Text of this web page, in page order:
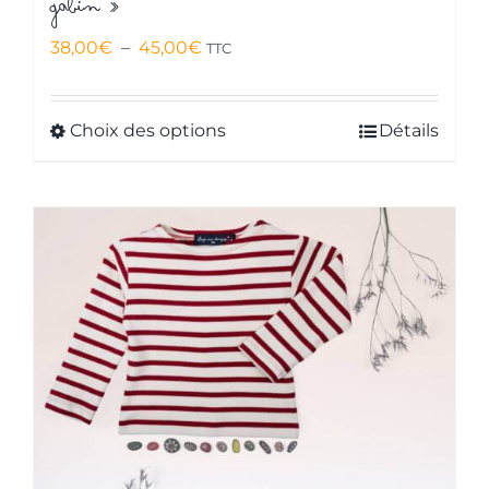
Gabin »
38,00€ – 45,00€ Plage
prix :
38,00€
TTC
Choix des optionsCe
plusieurs
variations.
Les
options
peuvent
être
choisies
sur
Détails